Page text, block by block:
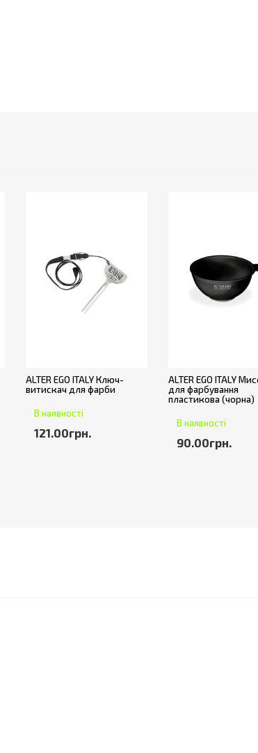
ALTER EGO ITALY Ключ-
витискач для фарби
В наявності
121.00грн.
ALTER EGO ITALY
для фарбування
пластикова (чорна)
В наявності
90.00грн.